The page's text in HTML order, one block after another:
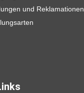
und Reklamationen